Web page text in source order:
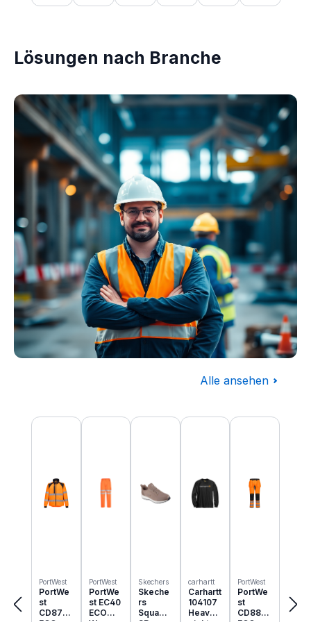
Lösungen nach Branche
Alle ansehen
Produktgalerie überspringen
PortWest
PortWe
st
CD875
PortWest
PortWe
st EC40
ECO
Skechers
Skeche
rs
Squad
carhartt
Carhartt
104107
Heavyw
PortWest
PortWe
st
CD889